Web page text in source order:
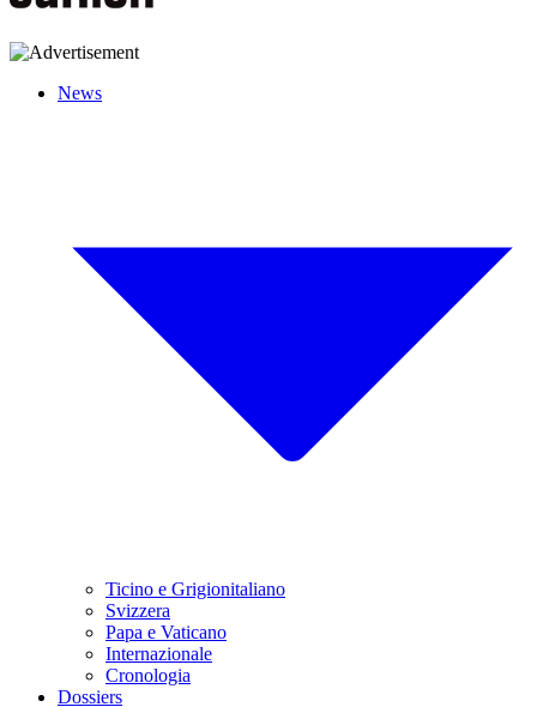
News
Ticino e Grigionitaliano
Svizzera
Papa e Vaticano
Internazionale
Cronologia
Dossiers